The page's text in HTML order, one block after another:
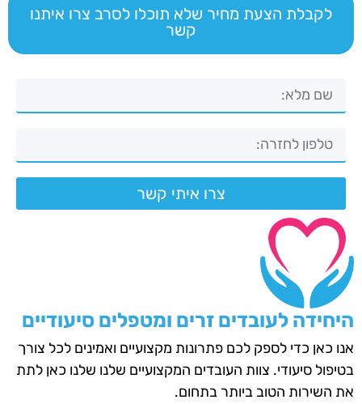
לקבלת הצעת מחיר שלא תוכלו לסרב צרו איתנו
קשר
צרו איתי קשר
היחידה לעובדים זרים ומטפלים סיעודיים
אנו כאן כדי לספק לכם פתרונות מקצועיים ואמינים לכל צורך
בטיפול סיעודי. צוות העובדים המקצועיים שלנו שלנו כאן לתת
את השירות הטוב ביותר בתחום.